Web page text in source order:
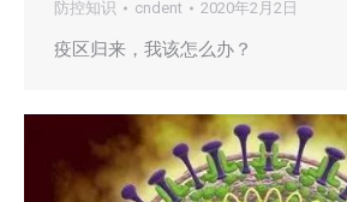
防控知识 cndent 2020年2月2日
疫区归来，我该怎么办？